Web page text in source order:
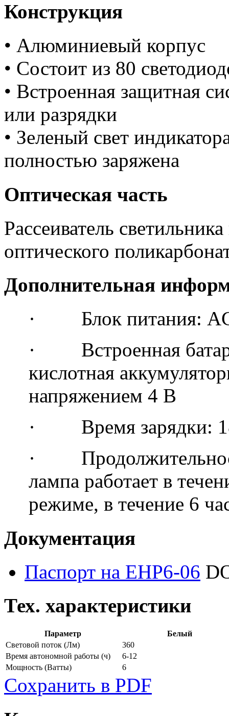
Конструкция
• Алюминиевый корпус
• Состоит из 80
• Встроенная защитная
или разрядки
• Зеленый свет
полностью заряжена
Оптическая часть
Рассеиватель
оптического
Дополнительная
· Блок питания:
· Встроенная
кислотная
напряжением 4 В
· Время зарядки:
·
лампа работает в
режиме, в течение 6
Документация
Паспорт на EHP6-06
Тех. характеристики
Параметр
Белый
Световой поток (Лм)
360
Время автономной работы (ч)
6-12
Мощность (Ватты) 6
Сохранить в PDF